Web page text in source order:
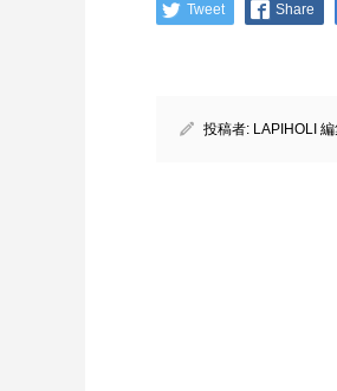
Tweet Share
投稿者: LAPIHOLI